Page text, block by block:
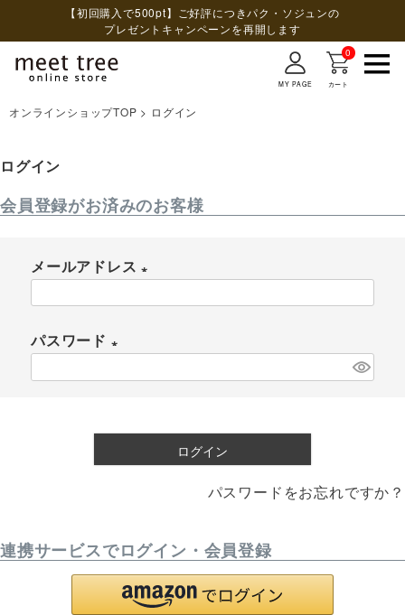
【初回購入で500pt】ご好評につきパク・ソジュンの
プレゼントキャンペーンを再開します
MY PAGE
0
カート
オンラインショップTOP ログイン
ログイン
会員登録がお済みのお客様
メールアドレス
(
須
)
パスワード
ログイン
パスワードをお忘れですか？
連携サービスでログイン・会員登録